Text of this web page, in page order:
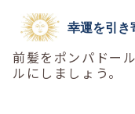
幸運を引き
前髪をポンパドー
ルにしましょう。